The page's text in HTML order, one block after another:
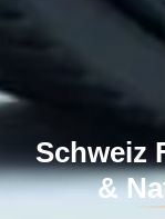
Schweiz
&